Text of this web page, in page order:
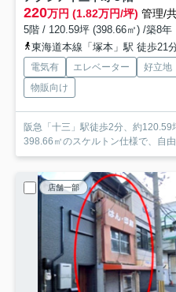
220万円 (1.82万円/坪) 管理/
5階 / 120.59坪 (398.66㎡) /築8年
東海道本線「塚本」駅 徒歩21
電気有 エレベーター 好立地
物販向け
阪急「十三」駅徒歩2分、約120.59
398.66㎡のスケルトン仕様で、自由
店舗一部